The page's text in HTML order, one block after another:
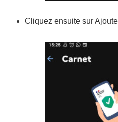
Cliquez ensuite sur